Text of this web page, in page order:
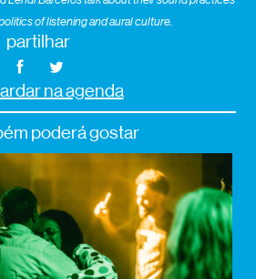
of listening and aural culture.
partilhar
na agenda
poderá gostar